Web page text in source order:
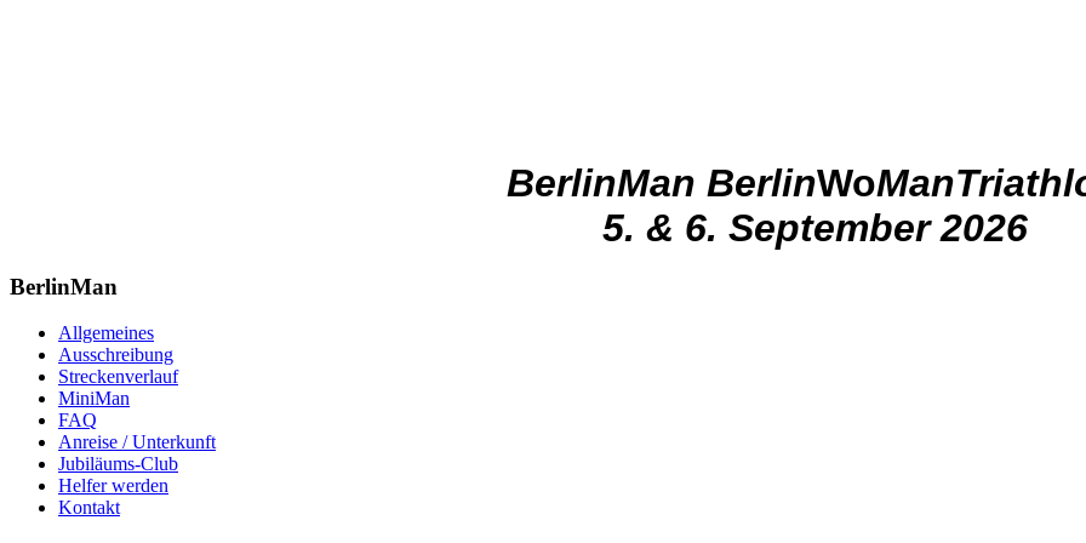
BerlinMan BerlinWo
5. & 6. September 2026
BerlinMan
Allgemeines
Ausschreibung
Streckenverlauf
MiniMan
FAQ
Anreise / Unterkunft
Jubiläums-Club
Helfer werden
Kontakt